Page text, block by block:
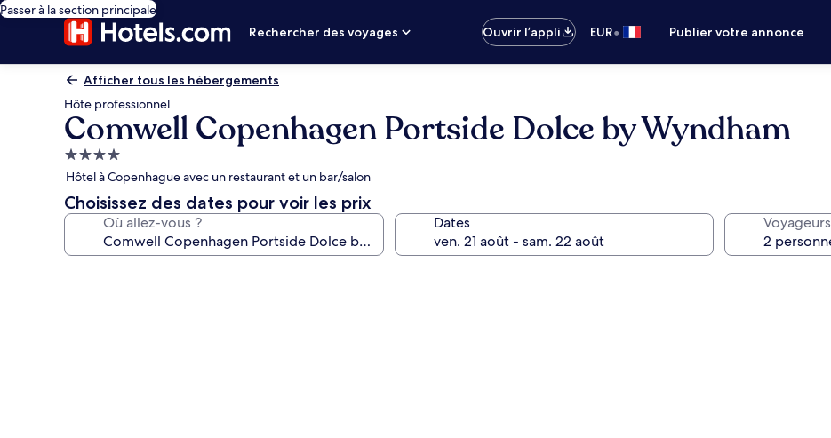
Passer à la section principale
Rechercher des voyages
Ouvrir l’appli EUR• Publier votre annonce
Afficher tous les hébergements
Hôte professionnel
Comwell Copenhagen Portside Dolce by Wyndham
Hébergement
4.0 étoiles
Hôtel à Copenhague avec un restaurant et un bar/salon
Choisissez des dates pour voir les prix
Où allez-vous ? Dates Voyageurs